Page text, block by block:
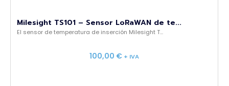
Milesight TS101 – Sensor LoRaWAN de te...
El sensor de temperatura de inserción Milesight T...
100,00 € + IVA